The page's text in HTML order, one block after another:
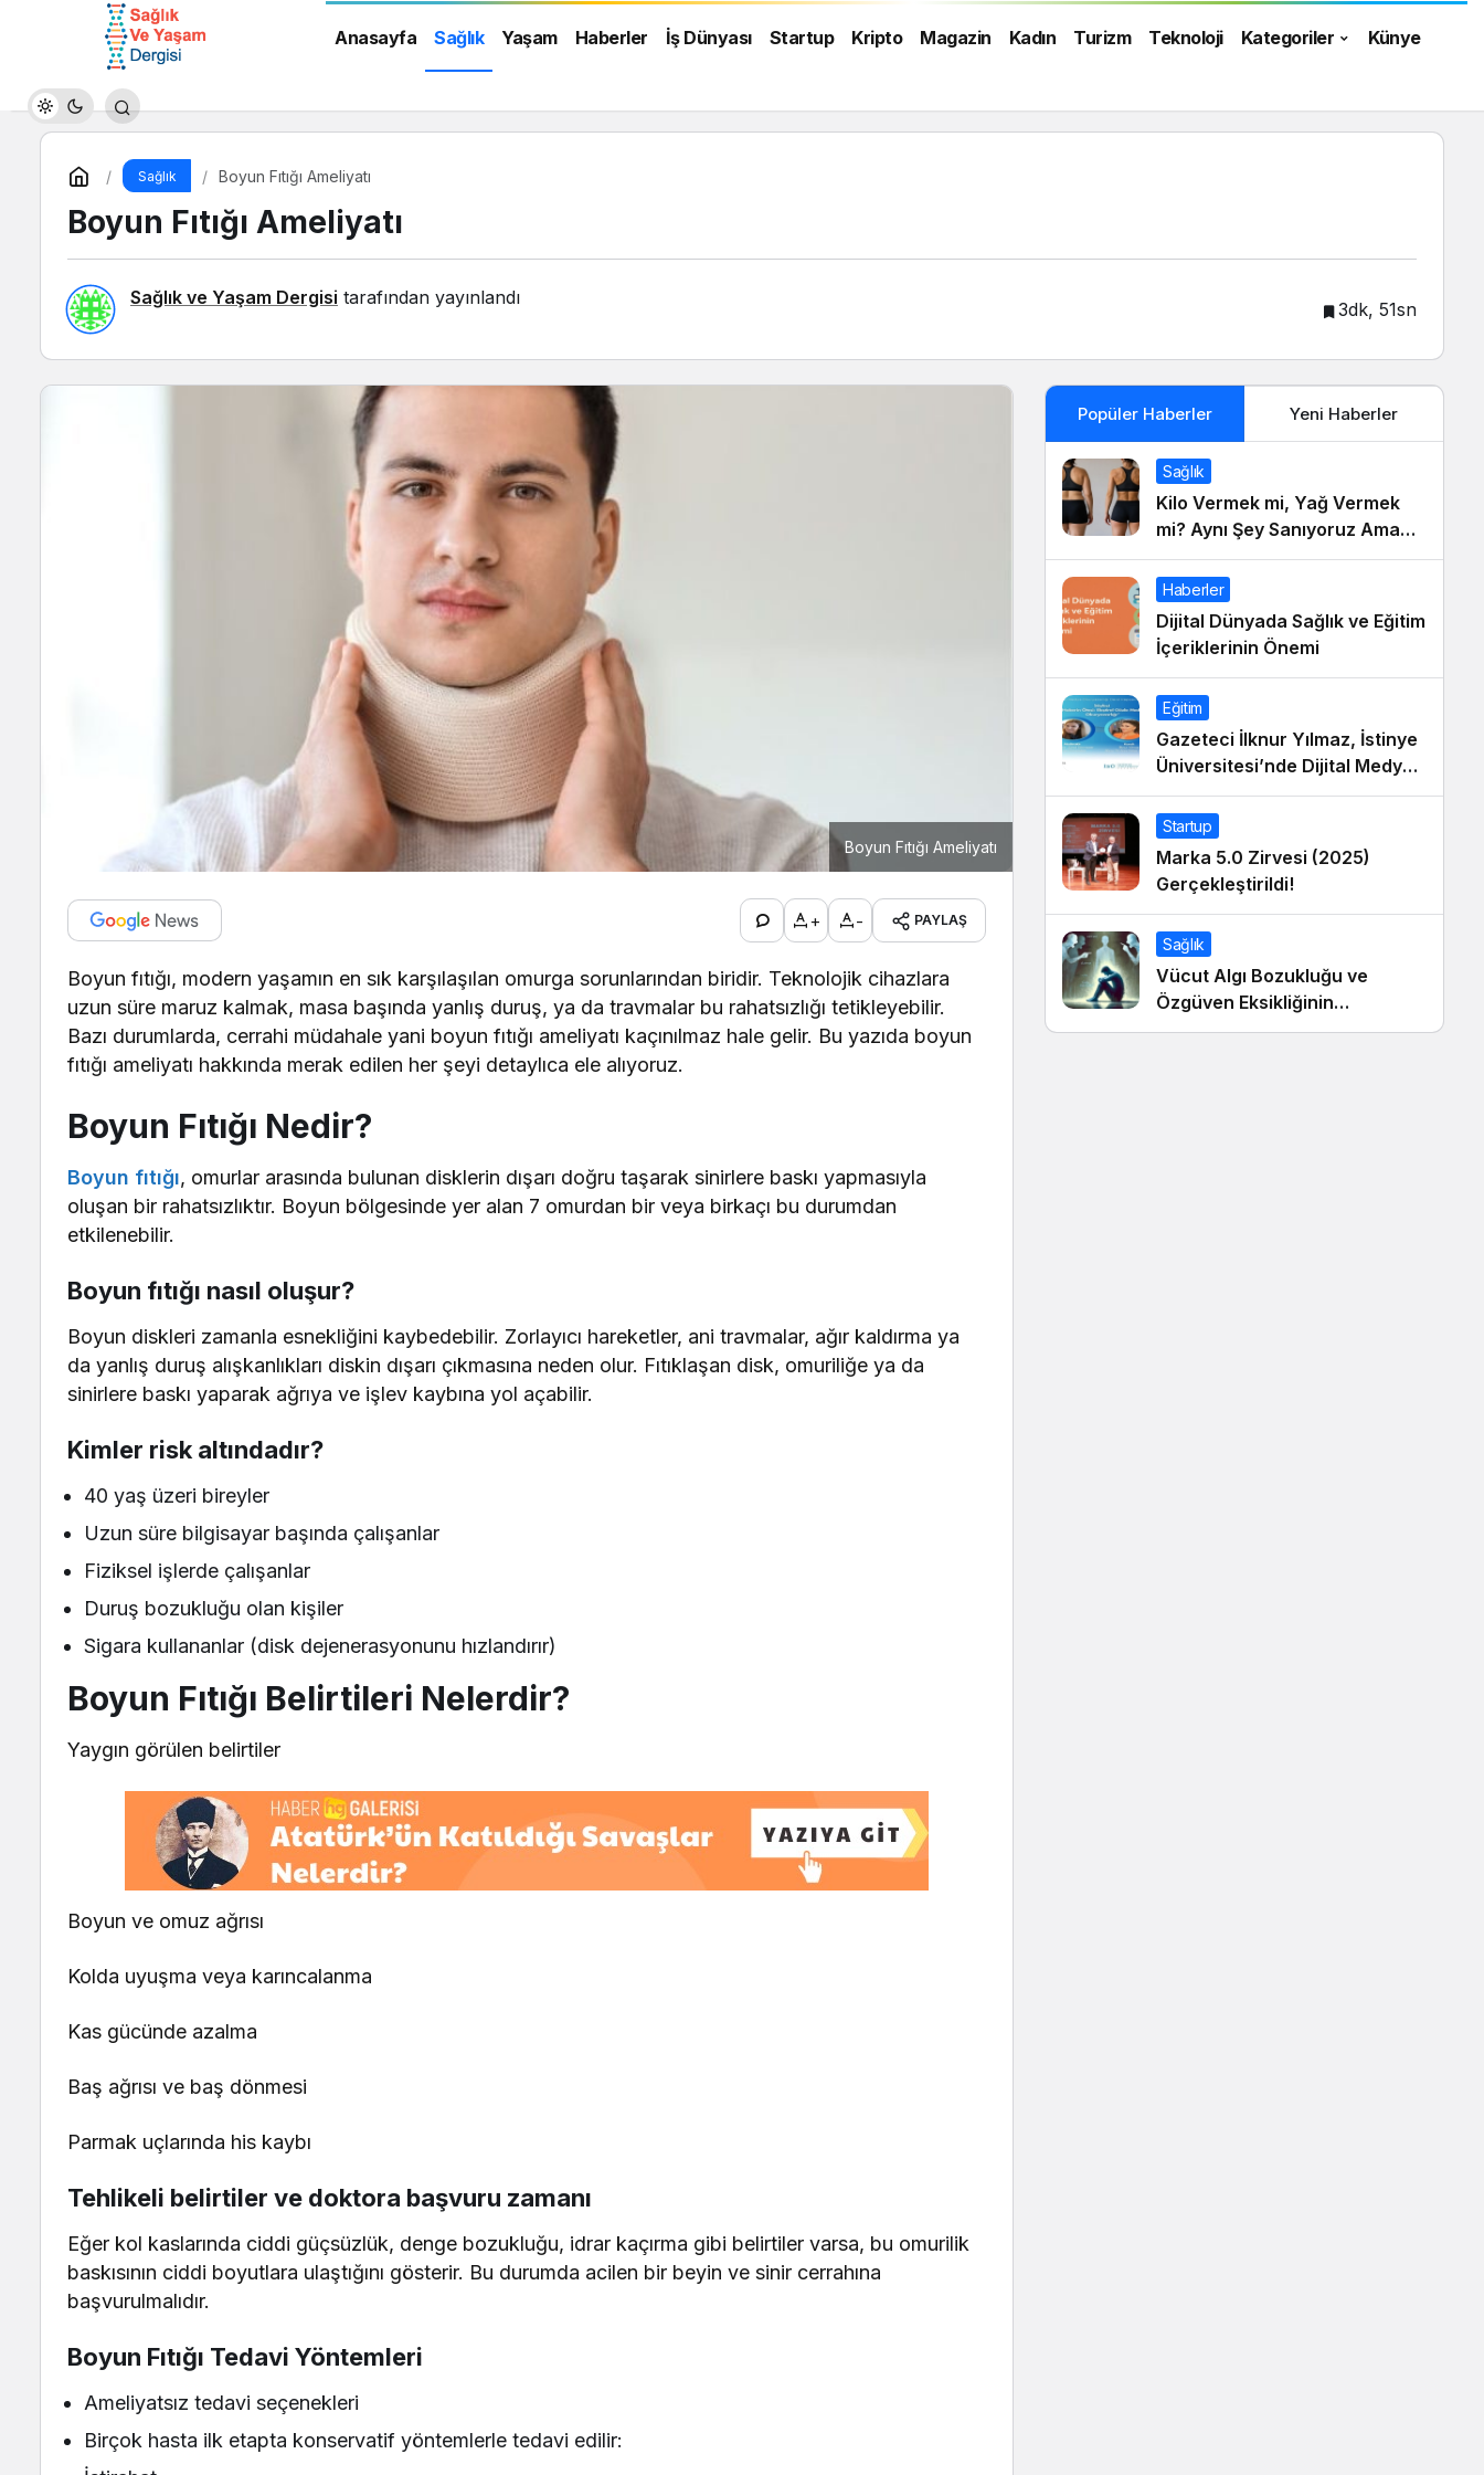
Anasayfa Sağlık Yaşam Haberler İş Dünyası Startup Kripto Magazin Kadın Turizm Teknoloji Kategoriler Künye
Sağlık Boyun Fıtığı Ameliyatı
Boyun Fıtığı Ameliyatı
Sağlık ve Yaşam Dergisi tarafından yayınlandı
3dk, 51sn
Boyun Fıtığı Ameliyatı
+ - PAYLAŞ
Boyun fıtığı, modern yaşamın en sık karşılaşılan omurga sorunlarından biridir. Teknolojik cihazlara
uzun süre maruz kalmak, masa başında yanlış duruş, ya da travmalar bu rahatsızlığı tetikleyebilir.
Bazı durumlarda, cerrahi müdahale yani boyun fıtığı ameliyatı kaçınılmaz hale gelir. Bu yazıda boyun
fıtığı ameliyatı hakkında merak edilen her şeyi detaylıca ele alıyoruz.
Boyun Fıtığı Nedir?
Boyun fıtığı, omurlar arasında bulunan disklerin dışarı doğru taşarak sinirlere baskı yapmasıyla
oluşan bir rahatsızlıktır. Boyun bölgesinde yer alan 7 omurdan bir veya birkaçı bu durumdan
etkilenebilir.
Boyun fıtığı nasıl oluşur?
Boyun diskleri zamanla esnekliğini kaybedebilir. Zorlayıcı hareketler, ani travmalar, ağır kaldırma ya
da yanlış duruş alışkanlıkları diskin dışarı çıkmasına neden olur. Fıtıklaşan disk, omuriliğe ya da
sinirlere baskı yaparak ağrıya ve işlev kaybına yol açabilir.
Kimler risk altındadır?
40 yaş üzeri bireyler
Uzun süre bilgisayar başında çalışanlar
Fiziksel işlerde çalışanlar
Duruş bozukluğu olan kişiler
Sigara kullananlar (disk dejenerasyonunu hızlandırır)
Boyun Fıtığı Belirtileri Nelerdir?
Yaygın görülen belirtiler
Boyun ve omuz ağrısı
Kolda uyuşma veya karıncalanma
Kas gücünde azalma
Baş ağrısı ve baş dönmesi
Parmak uçlarında his kaybı
Tehlikeli belirtiler ve doktora başvuru zamanı
Eğer kol kaslarında ciddi güçsüzlük, denge bozukluğu, idrar kaçırma gibi belirtiler varsa, bu omurilik
baskısının ciddi boyutlara ulaştığını gösterir. Bu durumda acilen bir beyin ve sinir cerrahına
başvurulmalıdır.
Boyun Fıtığı Tedavi Yöntemleri
Ameliyatsız tedavi seçenekleri
Birçok hasta ilk etapta konservatif yöntemlerle tedavi edilir:
Popüler Haberler Yeni Haberler
Sağlık
Kilo Vermek mi, Yağ Vermek
mi? Aynı Şey Sanıyoruz Ama
Değil!
Haberler
Dijital Dünyada Sağlık ve Eğitim
İçeriklerinin Önemi
Eğitim
Gazeteci İlknur Yılmaz, İstinye
Üniversitesi’nde Dijital Medya
Okuryazarlığı Dersinin Konuğu
Oldu
Startup
Marka 5.0 Zirvesi (2025)
Gerçekleştirildi!
Sağlık
Vücut Algı Bozukluğu ve
Özgüven Eksikliğinin
Görünmeyen Kökleri